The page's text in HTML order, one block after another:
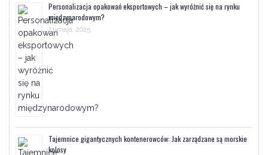
Personalizacja opakowań eksportowych – jak wyróżnić się na rynku
międzynarodowym?
21 maja, 2025
Tajemnice gigantycznych kontenerowców: Jak zarządzane są morskie
kolosy